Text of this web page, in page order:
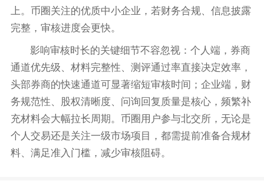
上。币圈关注的优质中小企业，若财务合规、信息披露
完整，审核进度会更快。
影响审核时长的关键细节不容忽视：个人端，券商
通道优先级、材料完整性、测评通过率直接决定效率，
头部券商的快速通道可显著缩短审核时间；企业端，财
务规范性、股权清晰度、问询回复质量是核心，频繁补
充材料会大幅拉长周期。币圈用户参与北交所，无论是
个人交易还是关注一级市场项目，都需提前准备合规材
料、满足准入门槛，减少审核阻碍。